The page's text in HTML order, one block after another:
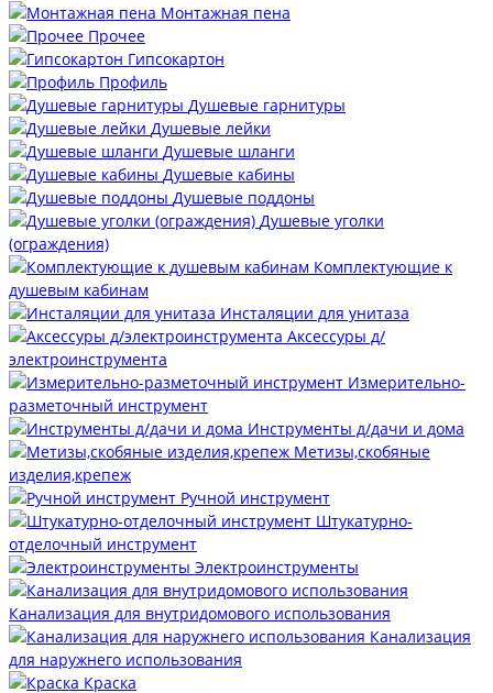
Монтажная пена
Прочее
Гипсокартон
Профиль
Душевые гарнитуры
Душевые лейки
Душевые шланги
Душевые кабины
Душевые поддоны
Душевые уголки
(ограждения)
Комплектующие к
душевым кабинам
Инсталяции для унитаза
Аксессуры д/
электроинструмента
Измерительно-
разметочный инструмент
Инструменты д/дачи и дома
Метизы,скобяные
изделия,крепеж
Ручной инструмент
Штукатурно-
отделочный инструмент
Электроинструменты
Канализация для внутридомового использования
Канализация
для наружнего использования
Краска